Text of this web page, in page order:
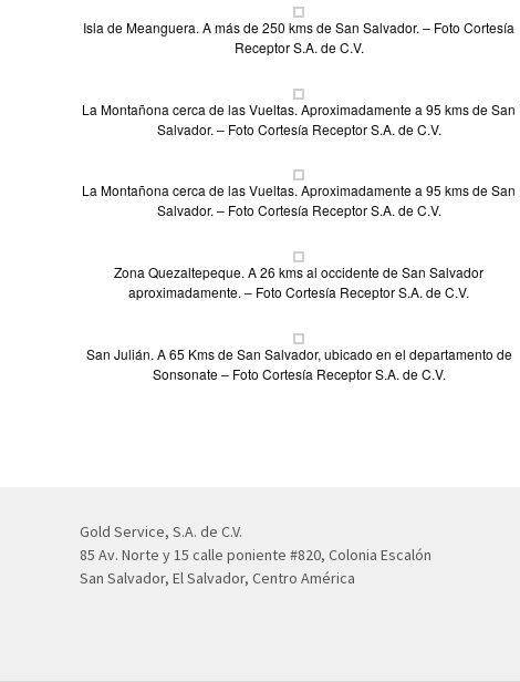
Isla de Meanguera. A más de 250 kms de San Salvador. – Foto Cortesía
Receptor S.A. de C.V.
La Montañona cerca de las Vueltas. Aproximadamente a 95 kms de San
Salvador. – Foto Cortesía Receptor S.A. de C.V.
La Montañona cerca de las Vueltas. Aproximadamente a 95 kms de San
Salvador. – Foto Cortesía Receptor S.A. de C.V.
Zona Quezaltepeque. A 26 kms al occidente de San Salvador
aproximadamente. – Foto Cortesía Receptor S.A. de C.V.
San Julián. A 65 Kms de San Salvador, ubicado en el departamento de
Sonsonate – Foto Cortesía Receptor S.A. de C.V.
Gold Service, S.A. de C.V.
85 Av. Norte y 15 calle poniente #820, Colonia Escalón
San Salvador, El Salvador, Centro América